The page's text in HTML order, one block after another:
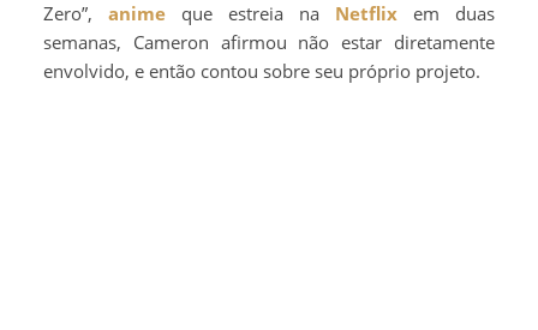
Zero”, anime que estreia na Netflix em duas
semanas, Cameron afirmou não estar diretamente
envolvido, e então contou sobre seu próprio projeto.